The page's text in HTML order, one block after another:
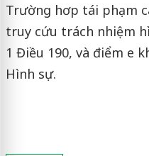
Trường hơp tái phạm
truy cứu trách nhiệm
1 Điều 190, và điểm e
Hình sự.